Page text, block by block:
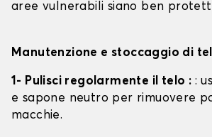
aree vulnerabili siano ben
Manutenzione e stoccaggio di
1- Pulisci regolarmente il telo : :
e sapone neutro per rimuovere
macchie.